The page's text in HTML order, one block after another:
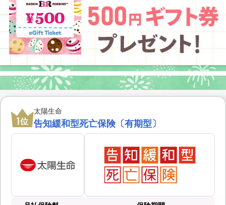
1位
太陽生命
告知緩和型死亡保険〔有期型〕